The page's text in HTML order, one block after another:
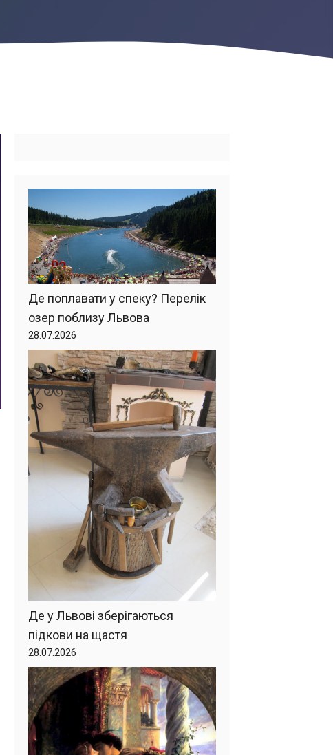
Де поплавати у спеку? Перелік
озер поблизу Львова
28.07.2026
Де у Львові зберігаються
підкови на щастя
28.07.2026